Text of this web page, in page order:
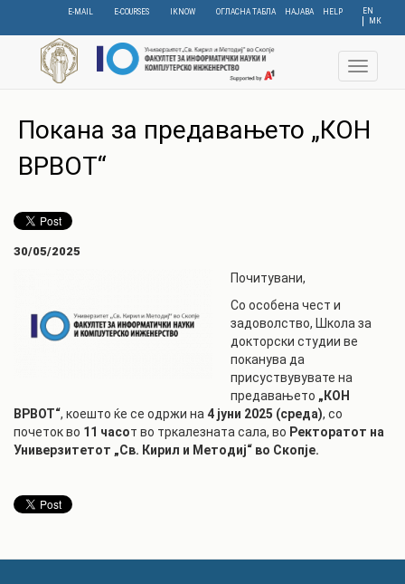
content
EN
МК
E-MAIL E-COURSES IKNOW ОГЛАСНА ТАБЛА НАЈАВА HELP
Toggle
Покана за предавањето „КОН
ВРВОТ“
30/05/2025
Почитувани,
Со особена чест и
задоволство, Школа за
докторски студии ве
поканува да
присуствувувате на
предавањето „КОН
ВРВОТ“, коешто ќе се одржи на 4 јуни 2025 (среда), со
почеток во 11 часот во тркалезната сала, во Ректоратот на
Универзитетот „Св. Кирил и Методиј“ во Скопје.